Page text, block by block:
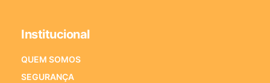
Institucional
QUEM SOMOS
SEGURANÇA